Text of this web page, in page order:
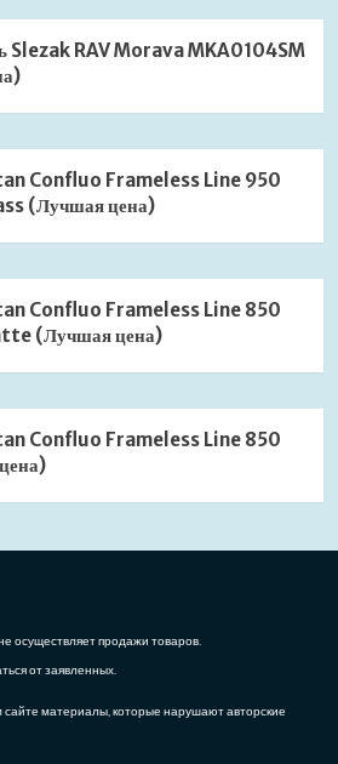
Slezak RAV Morava MKA0104SM
Confluo Frameless Line 950
(Лучшая цена)
Confluo Frameless Line 850
(Лучшая цена)
Confluo Frameless Line 850
осуществляет продажи товаров.
от заявленных.
материалы, которые нарушают авторские